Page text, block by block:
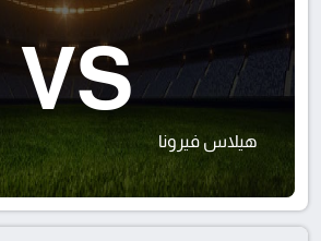
هيلاس فيرونا
VS